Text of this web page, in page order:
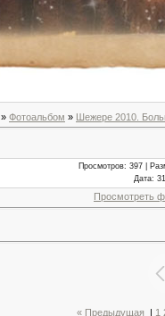
» Фотоальбом » Шежере 2010.
Просмотров: 397 |
Дата:
Просмотреть
« Предыдущая 1